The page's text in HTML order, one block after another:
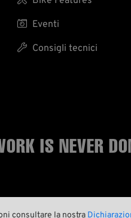
consultare la nostra
 Eventi
 Consigli tecnici
IS NEVER